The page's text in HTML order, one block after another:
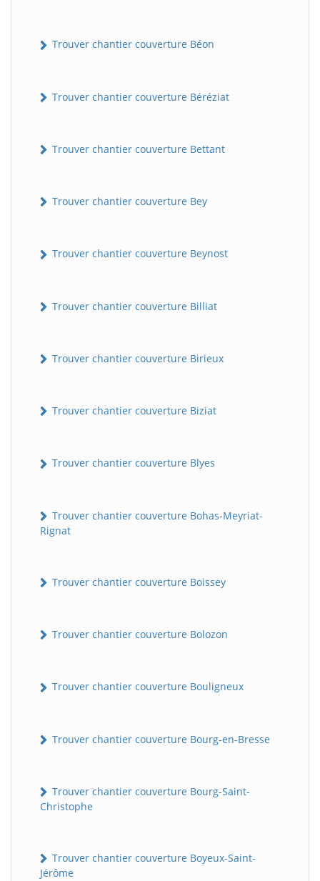
Trouver chantier couverture Béon
Trouver chantier couverture Béréziat
Trouver chantier couverture Bettant
Trouver chantier couverture Bey
Trouver chantier couverture Beynost
Trouver chantier couverture Billiat
Trouver chantier couverture Birieux
Trouver chantier couverture Biziat
Trouver chantier couverture Blyes
Trouver chantier couverture Bohas-Meyriat-
Rignat
Trouver chantier couverture Boissey
Trouver chantier couverture Bolozon
Trouver chantier couverture Bouligneux
Trouver chantier couverture Bourg-en-Bresse
Trouver chantier couverture Bourg-Saint-
Christophe
Trouver chantier couverture Boyeux-Saint-
Jérôme